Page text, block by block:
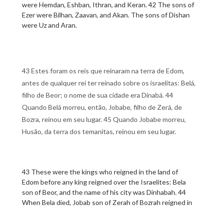
were Hemdan, Eshban, Ithran, and Keran. 42 The sons of
Ezer were Bilhan, Zaavan, and Akan. The sons of Dishan
were Uz and Aran.
43 Estes foram os reis que reinaram na terra de Edom,
antes de qualquer rei ter reinado sobre os israelitas: Belá,
filho de Beor; o nome de sua cidade era Dinabá. 44
Quando Belá morreu, então, Jobabe, filho de Zerá, de
Bozra, reinou em seu lugar. 45 Quando Jobabe morreu,
Husão, da terra dos temanitas, reinou em seu lugar.
43 These were the kings who reigned in the land of
Edom before any king reigned over the Israelites: Bela
son of Beor, and the name of his city was Dinhabah. 44
When Bela died, Jobab son of Zerah of Bozrah reigned in